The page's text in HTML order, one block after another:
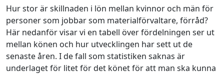
Hur stor är skillnaden i lön mellan kvinnor och män för
personer som jobbar som materialförvaltare, förråd?
Här nedanför visar vi en tabell över fördelningen ser ut
mellan könen och hur utvecklingen har sett ut de
senaste åren. I de fall som statistiken saknas är
underlaget för litet för det könet för att man ska kunna